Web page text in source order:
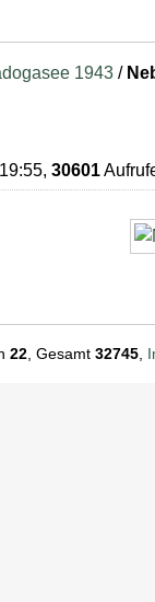
1943 /
30601
22, Gesamt 32745,